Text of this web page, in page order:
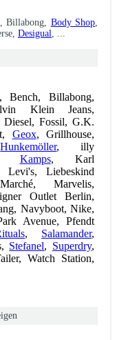
Billabong, Body Shop
Desigual
Bench, Billabong,
Klein Jeans,
Diesel, Fossil, G.K.
Geox, Grillhouse,
Hunkemöller, illy
Kamps, Karl
Levi's, Liebeskind
Marvelis,
Outlet Berlin,
Navyboot, Nike,
Avenue, Pfendt
, Salamander,
Stefanel, Superdry,
Watch Station,